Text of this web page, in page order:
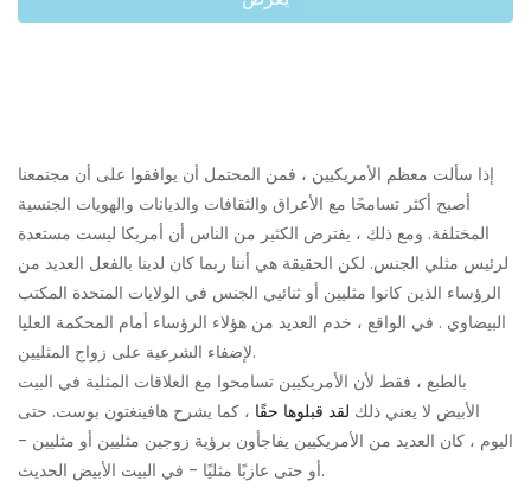
إذا سألت معظم الأمريكيين ، فمن المحتمل أن يوافقوا على أن مجتمعنا
أصبح أكثر تسامحًا مع الأعراق والثقافات والديانات والهويات الجنسية
المختلفة. ومع ذلك ، يفترض الكثير من الناس أن أمريكا ليست مستعدة
لرئيس مثلي الجنس. لكن الحقيقة هي أننا ربما كان لدينا بالفعل العديد من
الرؤساء الذين كانوا مثليين أو ثنائيي الجنس في الولايات المتحدة المكتب
البيضاوي . في الواقع ، خدم العديد من هؤلاء الرؤساء أمام المحكمة العليا
لإضفاء الشرعية على زواج المثليين.
بالطبع ، فقط لأن الأمريكيين تسامحوا مع العلاقات المثلية في البيت
الأبيض لا يعني ذلك لقد قبلوها حقًا ، كما يشرح هافينغتون بوست. حتى
اليوم ، كان العديد من الأمريكيين يفاجأون برؤية زوجين مثليين أو مثليين -
أو حتى عازبًا مثليًا - في البيت الأبيض الحديث.